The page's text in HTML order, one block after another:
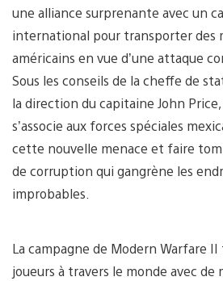
une alliance surprenante avec un
international pour transporter des
américains en vue d’une attaque
Sous les conseils de la cheffe de
la direction du capitaine John Price,
s’associe aux forces spéciales
cette nouvelle menace et faire
de corruption qui gangrène les
improbables.
La campagne de Modern Warfare II
joueurs à travers le monde avec de